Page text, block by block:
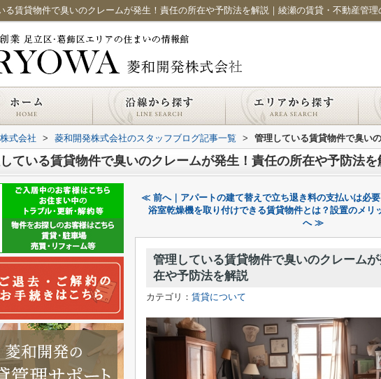
る賃貸物件で臭いのクレームが発生！責任の所在や予防法を解説｜綾瀬の賃貸・不動産管
式会社 > 菱和開発株式会社のスタッフブログ記事一覧 > 管理している賃貸物件で臭い
ている賃貸物件で臭いのクレームが発生！責任の所在や予防法を
≪ 前へ｜アパートの建て替えで立ち退き料の支払いは必
浴室乾燥機を取り付けできる賃貸物件とは？設置のメリ
へ ≫
管理している賃貸物件で臭いのクレーム
在や予防法を解説
カテゴリ： 賃貸について